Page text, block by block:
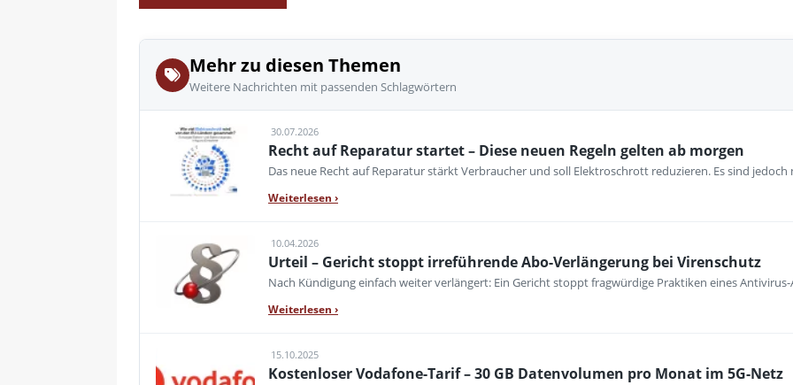
Mehr zu diesen Themen
Weitere Nachrichten mit passenden Schlagwörtern
30.07.2026
Recht auf Reparatur startet – Diese neuen Regeln gelten ab morgen
Das neue Recht auf Reparatur stärkt Verbraucher und soll Elektroschrott reduzieren. Es sind jedoch
Weiterlesen ›
10.04.2026
Urteil – Gericht stoppt irreführende Abo-Verlängerung bei Virenschutz
Nach Kündigung einfach weiter verlängert: Ein Gericht stoppt fragwürdige Praktiken eines
Weiterlesen ›
15.10.2025
Kostenloser Vodafone-Tarif – 30 GB Datenvolumen pro Monat im 5G-Netz